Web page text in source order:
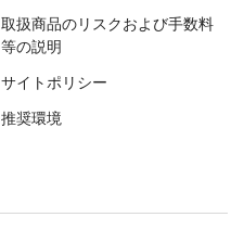
取扱商品のリスクおよび手数料
等の説明
サイトポリシー
推奨環境